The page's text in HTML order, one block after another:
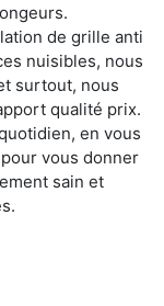
de grille anti
nuisibles, nous
surtout, nous
qualité prix.
en vous
vous donner
sain et